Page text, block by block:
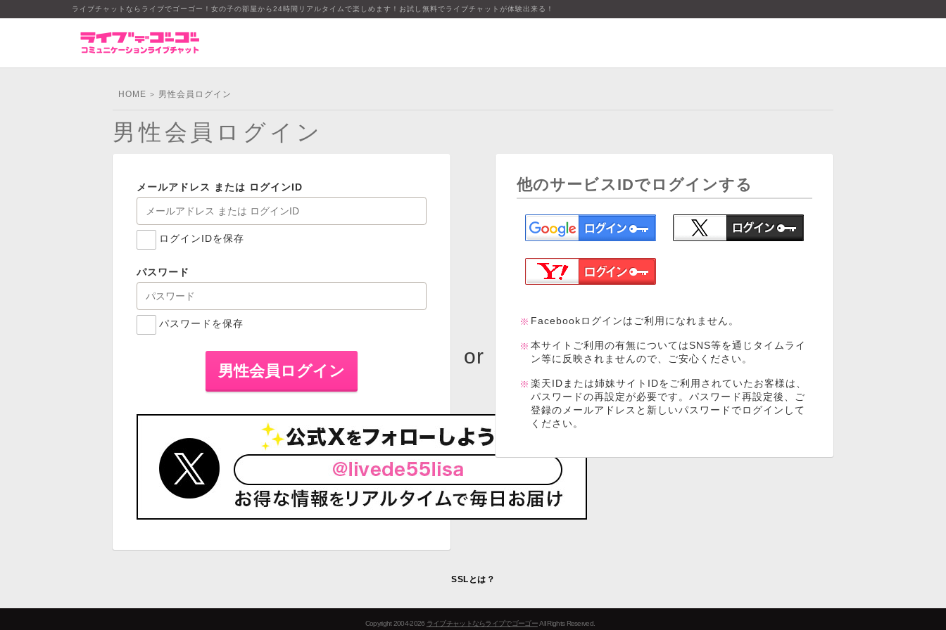
ライブチャットならライブでゴーゴー！女の子の部屋から24時間リアルタイムで楽しめます！お試し無料でライブチャットが体験出来る！
HOME > 男性会員ログイン
男性会員ログイン
メールアドレス または ログインID
ログインIDを保存
パスワード
パスワードを保存
他のサービスIDでログインする
Facebookログインはご利用になれません。
本サイトご利用の有無についてはSNS等を通じタイムライ
ン等に反映されませんので、ご安心ください。
楽天IDまたは姉妹サイトIDをご利用されていたお客様は、
パスワードの再設定が必要です。パスワード再設定後、ご
登録のメールアドレスと新しいパスワードでログインして
ください。
SSLとは？
Copyright 2004-2026 ライブチャットならライブでゴーゴーAll Rights Reserved.